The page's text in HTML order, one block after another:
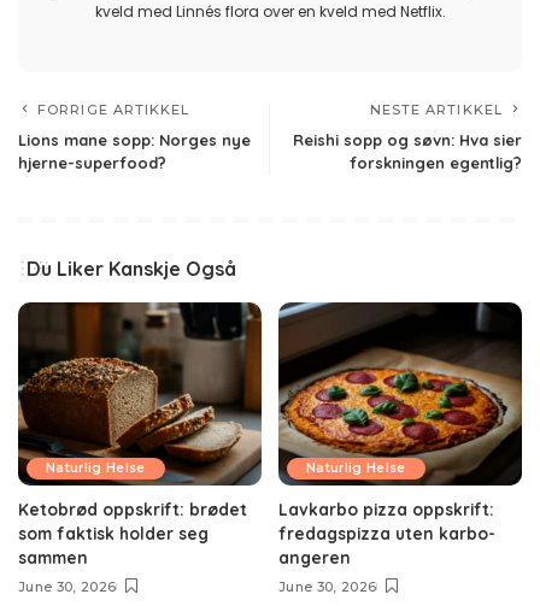
kveld med Linnés flora over en kveld med Netflix.
FORRIGE ARTIKKEL
Lions mane sopp: Norges nye
hjerne-superfood?
NESTE ARTIKKEL
Reishi sopp og søvn: Hva sier
forskningen egentlig?
Du Liker Kanskje Også
Naturlig Helse
Ketobrød oppskrift: brødet
som faktisk holder seg
sammen
June 30, 2026
Naturlig Helse
Lavkarbo pizza oppskrift:
fredagspizza uten karbo-
angeren
June 30, 2026